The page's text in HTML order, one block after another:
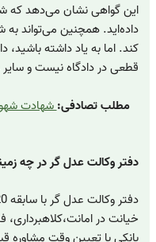
این گواهی نشان می‌دهد که
داده‌اید. همچنین می‌تواند
کند. اما به یاد داشته
قطعی در دادگاه نیست و
مطلب تصادفی:شهادت
دفتر وکالت عدل گر در چه
خیانت در